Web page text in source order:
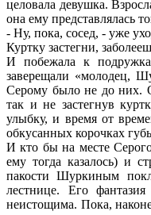
целовала девушка.
она ему представлялась
- Ну, пока, сосед, - уже
Куртку застегни,
И побежала к
заверещали «молодец,
Серому было не до них.
так и не застегнув
улыбку, и время от
обкусанных корочках
И кто бы на месте
ему тогда казалось) и
пакости Шуркиным
лестнице. Его
неистощима. Пока,